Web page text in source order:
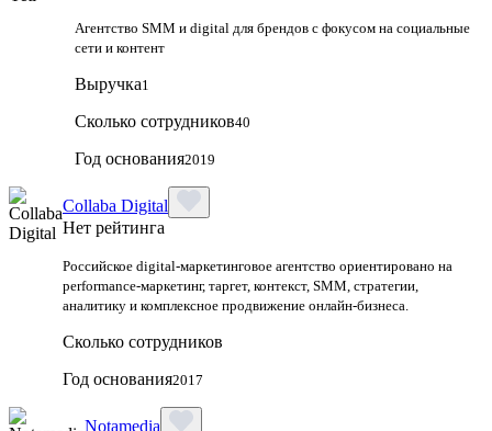
Агентство SMM и digital для брендов с фокусом на социальные
сети и контент
Выручка1
Сколько сотрудников40
Год основания2019
Collaba Digital
Нет рейтинга
Российское digital-маркетинговое агентство ориентировано на
performance-маркетинг, таргет, контекст, SMM, стратегии,
аналитику и комплексное продвижение онлайн-бизнеса.
Сколько сотрудников
Год основания2017
Notamedia